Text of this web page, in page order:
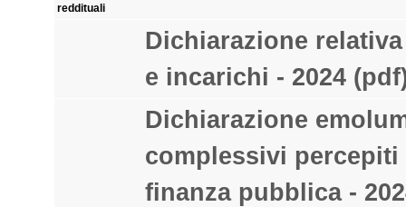
reddituali
Dichiarazione
e incarichi - 2024
Dichiarazione
complessivi percepiti
finanza pubblica -